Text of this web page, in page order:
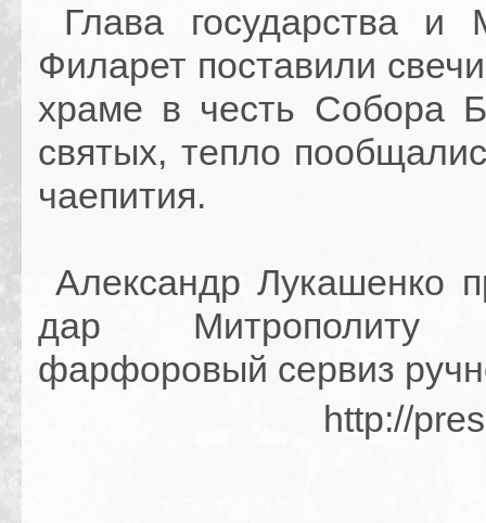
Глава государства и
Филарет поставили
храме в честь Собора
святых, тепло
чаепития.
Александр Лукашенко
дар Митрополиту
фарфоровый сервиз
http://